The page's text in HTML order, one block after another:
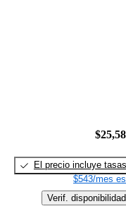
El precio incluye tasas
$543/mes
Verif. disponibilidad